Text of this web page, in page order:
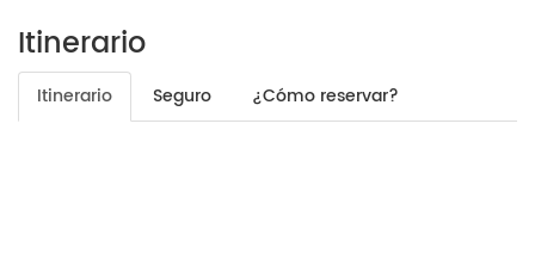
Itinerario
Itinerario Seguro ¿Cómo reservar?